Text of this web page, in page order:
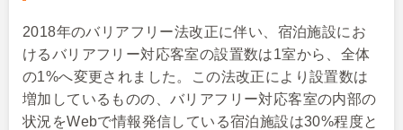
2018年のバリアフリー法改正に伴い、宿泊施設にお
けるバリアフリー対応客室の設置数は1室から、全体
の1%へ変更されました。この法改正により設置数は
増加しているものの、バリアフリー対応客室の内部の
状況をWebで情報発信している宿泊施設は30%程度と